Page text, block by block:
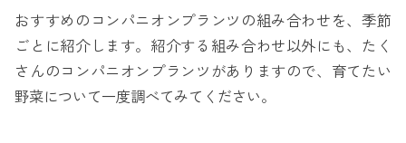
おすすめのコンパニオンプランツの組み合わせを、季節
ごとに紹介します。紹介する組み合わせ以外にも、たく
さんのコンパニオンプランツがありますので、育てたい
野菜について一度調べてみてください。